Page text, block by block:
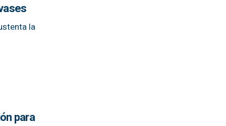
la
para